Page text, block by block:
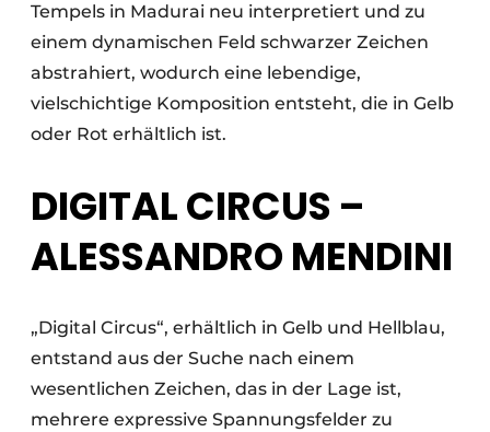
Tempels in Madurai neu interpretiert und zu
einem dynamischen Feld schwarzer Zeichen
abstrahiert, wodurch eine lebendige,
vielschichtige Komposition entsteht, die in Gelb
oder Rot erhältlich ist.
DIGITAL CIRCUS –
ALESSANDRO MENDINI
„Digital Circus“, erhältlich in Gelb und Hellblau,
entstand aus der Suche nach einem
wesentlichen Zeichen, das in der Lage ist,
mehrere expressive Spannungsfelder zu